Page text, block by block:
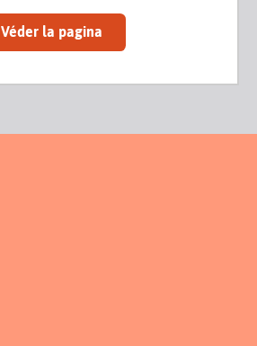
Véder la pagina